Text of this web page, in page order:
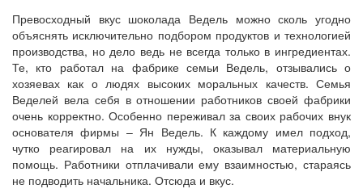
Превосходный вкус шоколада Ведель можно сколь угодно
объяснять исключительно подбором продуктов и технологией
производства, но дело ведь не всегда только в ингредиентах.
Те, кто работал на фабрике семьи Ведель, отзывались о
хозяевах как о людях высоких моральных качеств. Семья
Веделей вела себя в отношении работников своей фабрики
очень корректно. Особенно переживал за своих рабочих внук
основателя фирмы – Ян Ведель. К каждому имел подход,
чутко реагировал на их нужды, оказывал материальную
помощь. Работники отплачивали ему взаимностью, стараясь
не подводить начальника. Отсюда и вкус.